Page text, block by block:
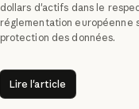
dollars d'actifs dans le
réglementation européenne
protection des données.
Lire l'article
Lire l'article